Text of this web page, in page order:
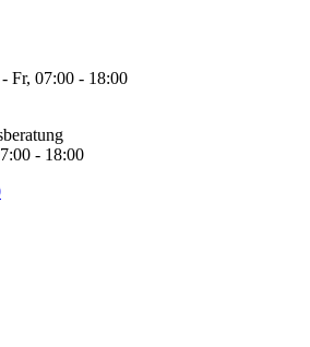
Fr, 07:00 - 18:00
- 18:00